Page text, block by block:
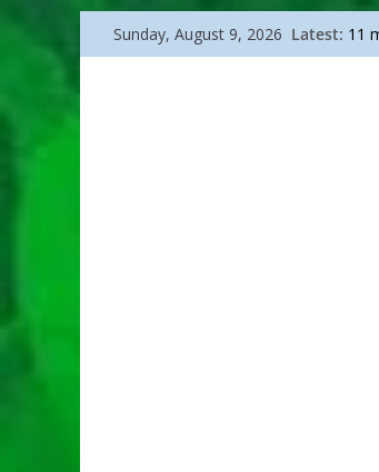
to
Sunday, August 9, 2026 Latest: 11